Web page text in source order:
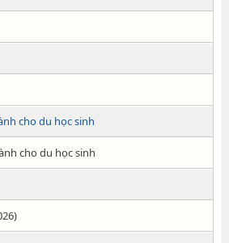
cho du học sinh
cho du học sinh